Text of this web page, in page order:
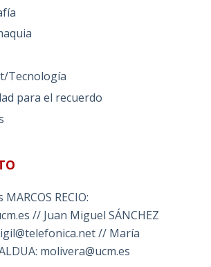
Tecnología
para el recuerdo
RECIO:
// Juan Miguel SÁNCHEZ
// María
molivera@ucm.es